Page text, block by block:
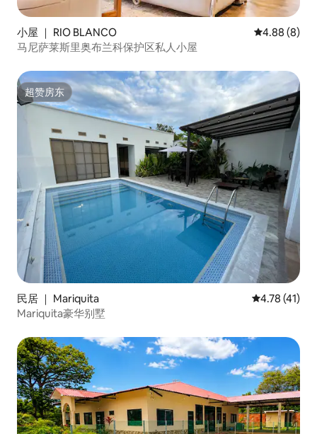
小屋 ｜ RIO BLANCO 平均评分
4.88 (8)
马尼萨莱斯里奥布兰科保护区私人小屋
超赞房东
超赞房东
民居 ｜ Mariquita 平均评分
4.78 (41)
Mariquita豪华别墅